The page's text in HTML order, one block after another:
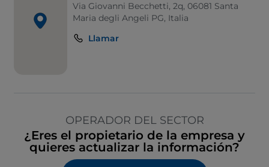
Via Giovanni Becchetti, 2q, 06081 Santa
Maria degli Angeli PG, Italia
Llamar
OPERADOR DEL SECTOR
¿Eres el propietario de la empresa y
quieres actualizar la información?